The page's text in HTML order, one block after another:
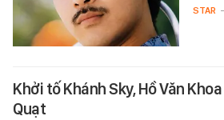
STAR -
Khởi tố Khánh Sky, Hồ Văn
Quạt